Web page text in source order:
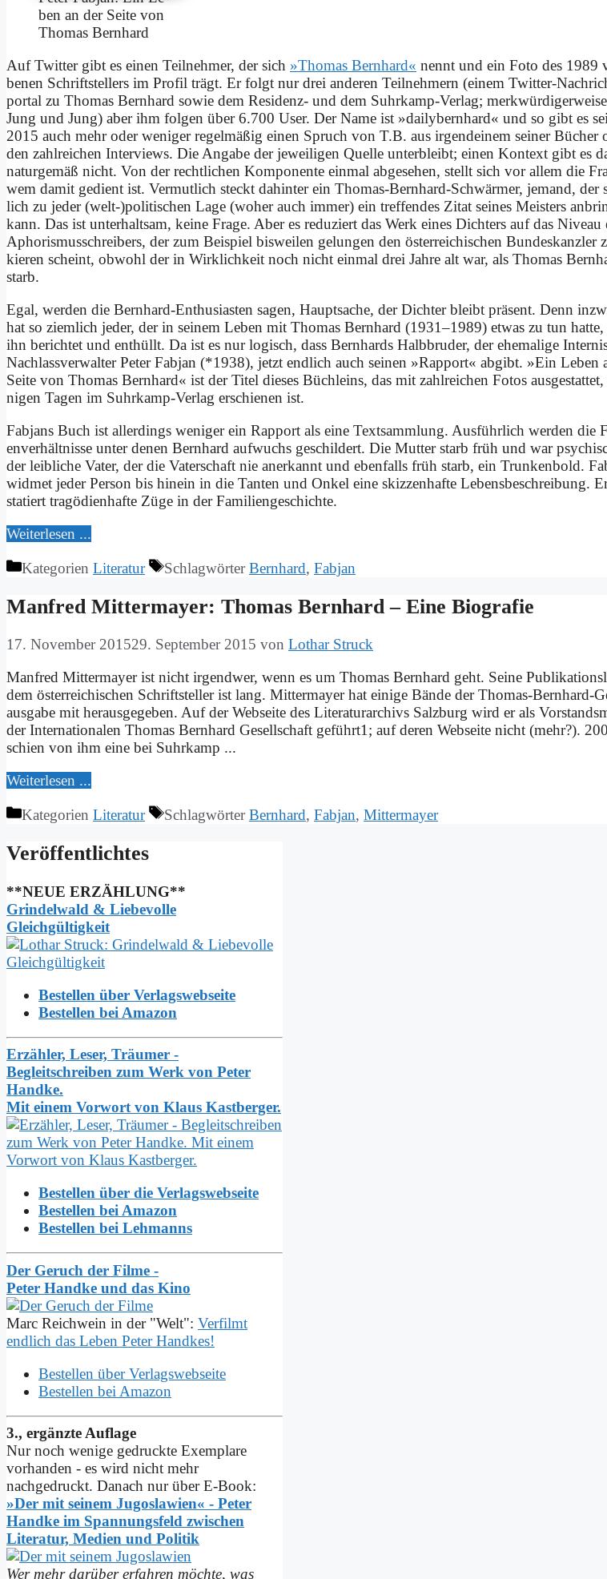
ben an der Sei­te von
Tho­mas Bern­hard
Auf Twit­ter gibt es ei­nen Teil­neh­mer, der sich »Tho­mas Bern­hard« nennt und ein Fo­to des 1989
be­nen Schrift­stel­lers im Pro­fil trägt. Er folgt nur drei an­de­ren Teil­neh­mern (ei­nem Twit­ter-
por­tal zu Tho­mas Bern­hard so­wie dem Re­si­denz- und dem Suhr­kamp-Ver­lag;
Jung und Jung) aber ihm fol­gen über 6.700 User. Der Na­me ist »dai­ly­bern­hard« und so gibt es
2015 auch mehr oder we­ni­ger re­gel­mä­ßig ei­nen Spruch von T.B. aus ir­gend­ei­nem sei­ner Bü­cher
den zahl­rei­chen In­ter­views. Die An­ga­be der je­wei­li­gen Quel­le un­ter­bleibt; ei­nen Kon­text gibt es
na­tur­ge­mäß nicht. Von der recht­li­chen Kom­po­nen­te ein­mal ab­ge­se­hen, stellt sich vor al­lem die
wem da­mit ge­dient ist. Ver­mut­lich steckt da­hin­ter ein Tho­mas-Bern­hard-Schwär­mer, je­mand, der
lich zu je­der (welt-)politischen La­ge (wo­her auch im­mer) ein tref­fen­des Zi­tat sei­nes Mei­sters
kann. Das ist un­ter­halt­sam, kei­ne Fra­ge. Aber es re­du­ziert das Werk ei­nes Dich­ters auf das Ni­veau
Apho­ris­mus­schrei­bers, der zum Bei­spiel bis­wei­len ge­lun­gen den öster­rei­chi­schen Bun­des­kanz­ler
kie­ren scheint, ob­wohl der in Wirk­lich­keit noch nicht ein­mal drei Jah­re alt war, als Tho­mas
starb.
Egal, wer­den die Bern­hard-En­thu­sia­sten sa­gen, Haupt­sa­che, der Dich­ter bleibt prä­sent. Denn
hat so ziem­lich je­der, der in sei­nem Le­ben mit Tho­mas Bern­hard (1931–1989) et­was zu tun hat­te,
ihn be­rich­tet und ent­hüllt. Da ist es nur lo­gisch, dass Bern­hards Halb­bru­der, der ehe­ma­li­ge
Nach­lass­ver­wal­ter Pe­ter Fab­jan (*1938), jetzt end­lich auch sei­nen »Rap­port« ab­gibt. »Ein Le­ben
Sei­te von Tho­mas Bern­hard« ist der Ti­tel die­ses Büch­leins, das mit zahl­rei­chen Fo­tos
ni­gen Ta­gen im Suhr­kamp-Ver­lag er­schie­nen ist.
Fab­jans Buch ist al­ler­dings we­ni­ger ein Rap­port als ei­ne Text­samm­lung. Aus­führ­lich wer­den die
en­ver­hält­nis­se un­ter de­nen Bern­hard auf­wuchs ge­schil­dert. Die Mut­ter starb früh und war
der leib­li­che Va­ter, der die Va­ter­schaft nie an­er­kannt und eben­falls früh starb, ein Trun­ken­bold.
wid­met je­der Per­son bis hin­ein in die Tan­ten und On­kel ei­ne skiz­zen­haf­te Le­bens­be­schrei­bung.
sta­tiert tra­gö­di­en­haf­te Zü­ge in der Fa­mi­li­en­ge­schich­te.
Wei­ter­le­sen ...
Kategorien Literatur SchlagwörterBernhard, Fabjan
Man­fred Mit­ter­may­er: Tho­mas Bern­hard – Ei­ne Bio­gra­fie
17. November 201529. September 2015 von Lothar Struck
Man­fred Mit­ter­may­er ist nicht ir­gend­wer, wenn es um Tho­mas Bern­hard geht. Sei­ne
dem öster­rei­chi­schen Schrift­stel­ler ist lang. Mit­ter­may­er hat ei­ni­ge Bän­de der Tho­­mas-Bern­hard-
aus­­ga­­be mit her­aus­ge­ge­ben. Auf der Web­sei­te des Li­te­ra­tur­ar­chivs Salz­burg wird er als
der Inter­nationalen Tho­mas Bern­hard Ge­sell­schaft ge­führt1; auf de­ren Web­sei­te nicht (mehr?).
schien von ihm ei­ne bei Suhr­kamp ...
Wei­ter­le­sen ...
Kategorien Literatur SchlagwörterBernhard, Fabjan, Mittermayer
Ver­öf­fent­lich­tes
**NEUE ERZÄHLUNG**
Grindelwald & Liebevolle
Gleichgültigkeit
Bestellen über Verlagswebseite
Bestellen bei Amazon
Erzähler, Leser, Träumer -
Begleitschreiben zum Werk von Peter
Handke.
Mit einem Vorwort von Klaus Kastberger.
Bestellen über die Verlagswebseite
Bestellen bei Amazon
Bestellen bei Lehmanns
Der Geruch der Filme -
Peter Handke und das Kino
Marc Reichwein in der "Welt": Verfilmt
endlich das Leben Peter Handkes!
Bestellen über Verlagswebseite
Bestellen bei Amazon
3., ergänzte Auflage
Nur noch wenige gedruckte Exemplare
vorhanden - es wird nicht mehr
nachgedruckt. Danach nur über E-Book:
»Der mit seinem Jugoslawien« - Peter
Handke im Spannungs­feld zwischen
Literatur, Medien und Politik
Wer mehr darüber erfahren möchte, was